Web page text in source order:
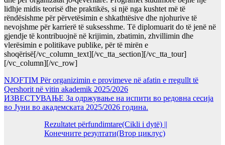
lidhje midis teorisë dhe praktikës, si një nga kushtet më të
rëndësishme për përvetësimin e shkathtësive dhe njohurive të
nevojshme për karrierë të suksesshme. Të diplomuarit do të jenë në
gjendje të kontribuojnë në krijimin, zbatimin, zhvillimin dhe
vlerësimin e politikave publike, për të mirën e
shoqërisë[/vc_column_text][/vc_tta_section][/vc_tta_tour]
[/vc_column][/vc_row]
NJOFTIM Për organizimin e provimeve në afatin e rregullt të
Qershorit në vitin akademik 2025/2026
ИЗВЕСТУВАЊЕ За одржување на испити во редовна сесија
во Јуни во академската 2025/2026 година.
Rezultatet përfundimtare(Cikli i dytë) ||
Конечните резултати(Втор циклус)